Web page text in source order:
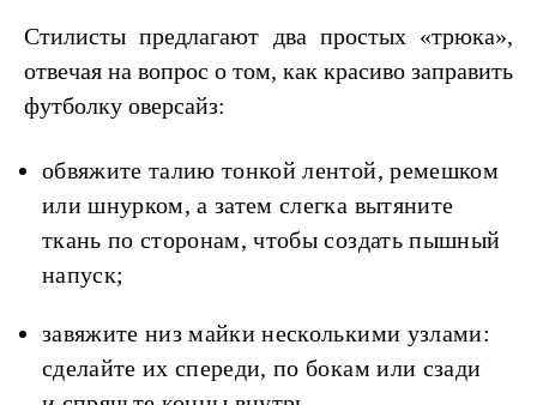
Стилисты предлагают два простых «трюка»,
отвечая на вопрос о том, как красиво заправить
футболку оверсайз:
обвяжите талию тонкой лентой, ремешком
или шнурком, а затем слегка вытяните
ткань по сторонам, чтобы создать пышный
напуск;
завяжите низ майки несколькими узлами:
сделайте их спереди, по бокам или сзади